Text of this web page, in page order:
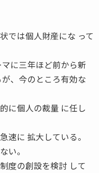
では個人財産にな って
に三年ほど前から新
、今のところ有効な
に個人の裁量 に任し
速に 拡大している。
い。
度の創設を検討 して